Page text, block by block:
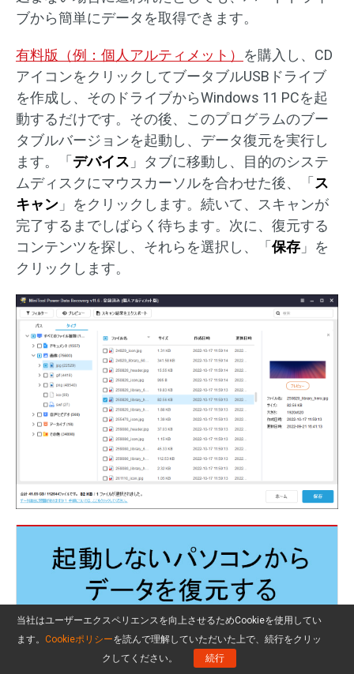
ブから簡単にデータを取得できます。
有料版（例：個人アルティメット） を購入し、CD
アイコンをクリックしてブータブルUSBドライブ
を作成し、そのドライブからWindows 11 PCを起
動するだけです。その後、このプログラムのブー
タブルバージョンを起動し、データ復元を実行し
ます。「 デバイス 」タブに移動し、目的のシステ
ムディスクにマウスカーソルを合わせた後、「 ス
キャン 」をクリックします。続いて、スキャンが
完了するまでしばらく待ちます。次に、復元する
コンテンツを探し、それらを選択し、「 保存 」を
クリックします。
当社はユーザーエクスペリエンスを向上させるためCookieを使用してい
ます。 Cookieポリシーを読んで理解していただいた上で、続行をクリッ
クしてください。
続行